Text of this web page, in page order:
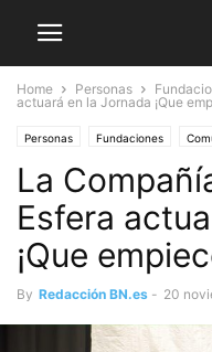
Home Personas
actuará en la Jornada ¡Que
Personas Fundaciones
La
Esfera
¡Que
By Redacción BN.es - 20